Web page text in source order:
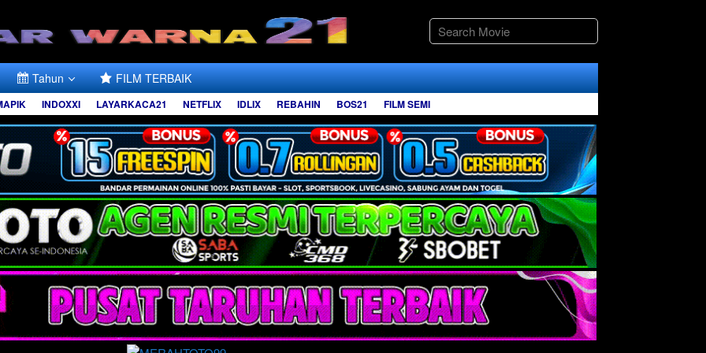
Tahun FILM TERBAIK
INDOXXI LAYARKACA21 NETFLIX IDLIX REBAHIN BOS21 FILM SEMI